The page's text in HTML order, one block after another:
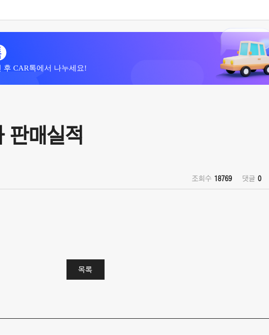
후 CAR톡에서 나누세요!
판매실적
조회수 18769 댓글 0
목록